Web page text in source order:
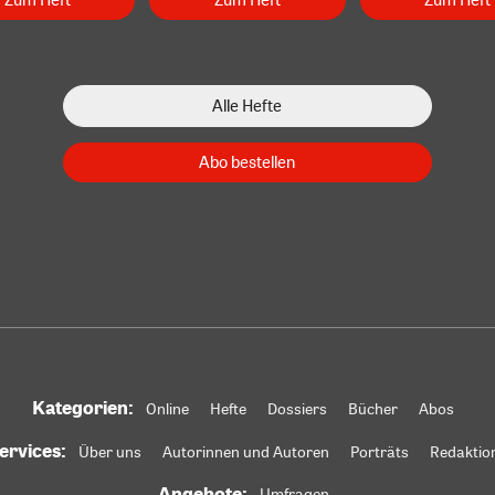
Alle Hefte
Abo bestellen
Kategorien: Online Hefte Dossiers Bücher Abos
Über uns Autorinnen und Autoren Porträts